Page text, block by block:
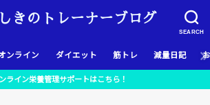
SEARCH
きのトレーナーブログ
ンライン ダイエット 筋トレ 減量日記
ライン栄養管理サポートはこちら！